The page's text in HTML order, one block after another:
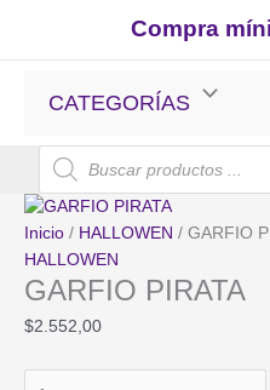
contenido
Compra
CATEGORÍAS
Búsqueda
de
productos
Inicio / HALLOWEN / GARFIO
HALLOWEN
GARFIO PIRATA
$2.552,00